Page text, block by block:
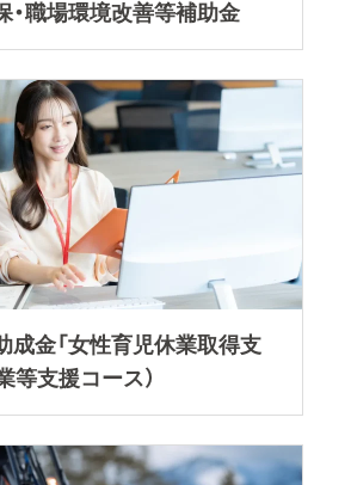
・職場環境改善等補助金
成金「女性育児休業取得支
等支援コース）
金「女性育児休業取得支援」（
金を読む